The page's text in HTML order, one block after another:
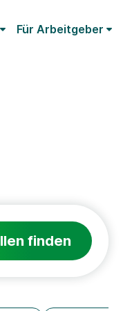
Für Arbeitgeber
finden